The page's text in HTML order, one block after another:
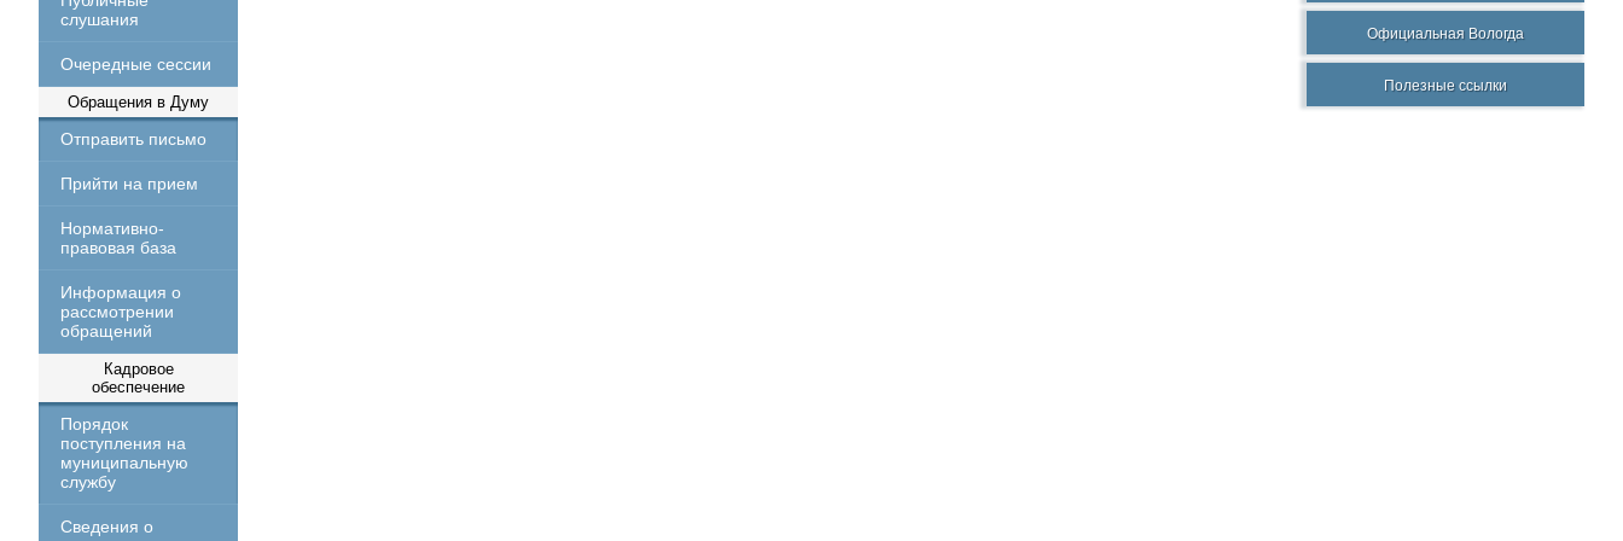
слушания
Очередные сессии
Обращения в Думу
Отправить письмо
Прийти на прием
Нормативно-
правовая база
Информация о
рассмотрении
обращений
Кадровое
обеспечение
Порядок
поступления на
муниципальную
службу
Сведения о
Официальная Вологда
Полезные ссылки